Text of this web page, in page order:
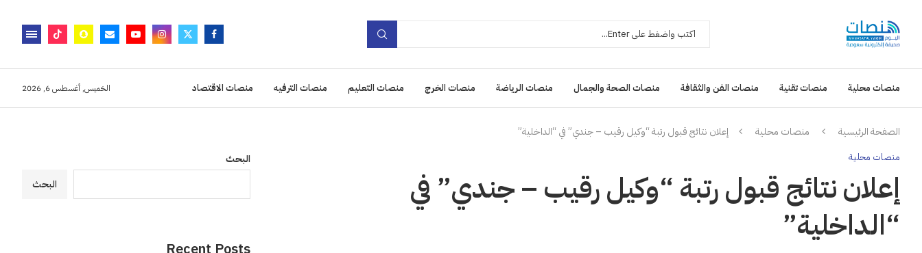
منصات محلية منصات تقنية منصات الفن والثقافة منصات الصحة والجمال منصات الرياضة منصات الخرج منصات التعليم منصات الترفيه منصات الاقتصاد الخميس, أغسطس 6, 2026
الصفحة الرئيسية منصات محلية إعلان نتائج قبول رتبة “وكيل رقيب – جندي” في “الداخلية”
منصات محلية
إعلان نتائج قبول رتبة “وكيل رقيب – جندي” في
“الداخلية”
البحث
البحث
Recent Posts